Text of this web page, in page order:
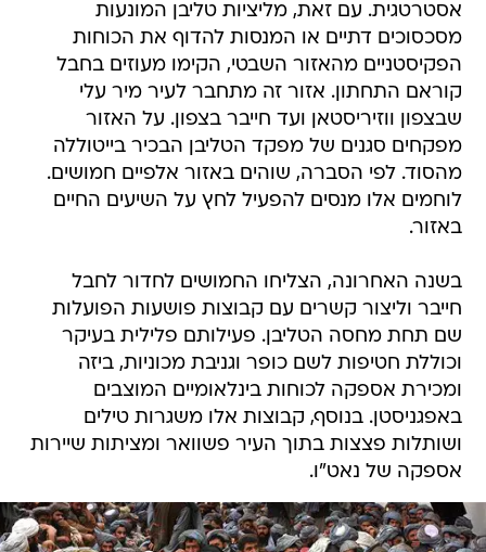
אסטרטגית. עם זאת, מליציות טליבן המונעות
מסכסוכים דתיים או המנסות להדוף את הכוחות
הפקיסטניים מהאזור השבטי, הקימו מעוזים בחבל
קוראם התחתון. אזור זה מתחבר לעיר מיר עלי
שבצפון ווזיריסטאן ועד חייבר בצפון. על האזור
מפקחים סגנים של מפקד הטליבן הבכיר בייטוללה
מהסוד. לפי הסברה, שוהים באזור אלפיים חמושים.
לוחמים אלו מנסים להפעיל לחץ על השיעים החיים
באזור.
בשנה האחרונה, הצליחו החמושים לחדור לחבל
חייבר וליצור קשרים עם קבוצות פושעות הפועלות
שם תחת מחסה הטליבן. פעילותם פלילית בעיקר
וכוללת חטיפות לשם כופר וגניבת מכוניות, ביזה
ומכירת אספקה לכוחות בינלאומיים המוצבים
באפגניסטן. בנוסף, קבוצות אלו משגרות טילים
ושותלות פצצות בתוך העיר פשוואר ומציתות שיירות
אספקה של נאט"ו.